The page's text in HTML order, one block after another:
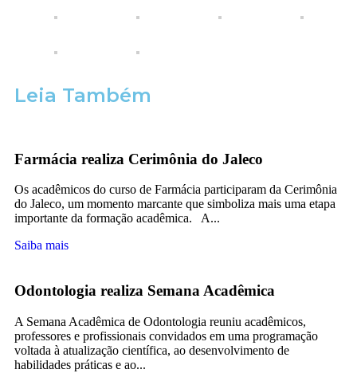
Leia Também
Farmácia realiza Cerimônia do Jaleco
Os acadêmicos do curso de Farmácia participaram da Cerimônia
do Jaleco, um momento marcante que simboliza mais uma etapa
importante da formação acadêmica. A...
Saiba mais
Odontologia realiza Semana Acadêmica
A Semana Acadêmica de Odontologia reuniu acadêmicos,
professores e profissionais convidados em uma programação
voltada à atualização científica, ao desenvolvimento de
habilidades práticas e ao...